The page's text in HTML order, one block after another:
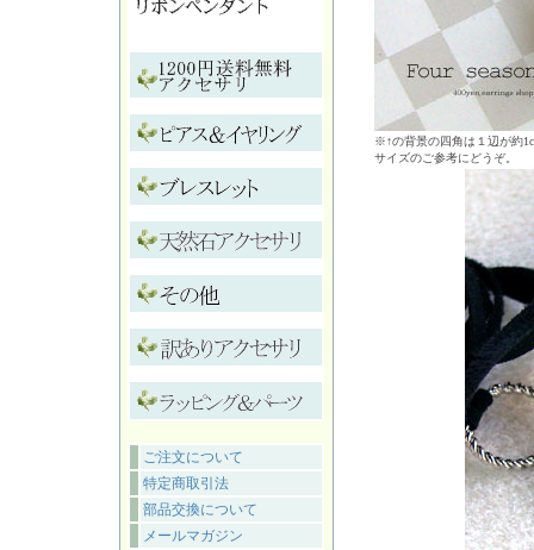
ご注文について
特定商取引法
部品交換について
メールマガジン
※↑の背景の四角は１辺が約
サイズのご参考にどうぞ。